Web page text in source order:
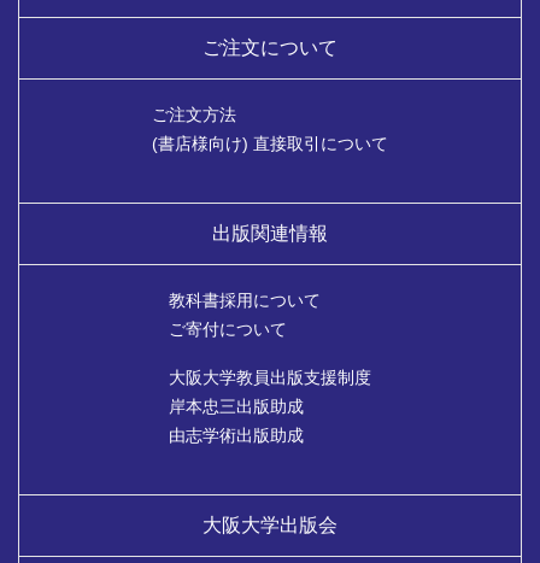
ご注文について
ご注文方法
(書店様向け) 直接取引について
出版関連情報
教科書採用について
ご寄付について
大阪大学教員出版支援制度
岸本忠三出版助成
由志学術出版助成
大阪大学出版会